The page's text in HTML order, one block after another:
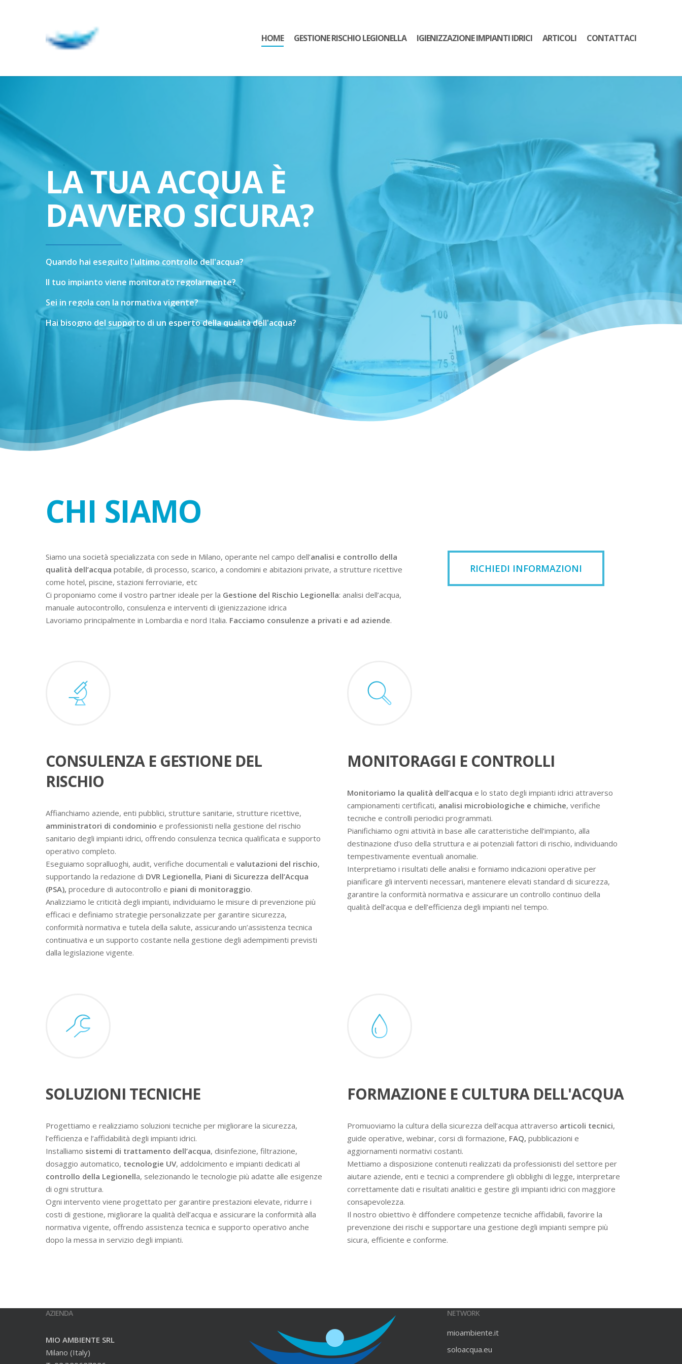
HOME GESTIONE RISCHIO LEGIONELLA IGIENIZZAZIONE IMPIANTI IDRICI ARTICOLI CONTATTACI
LA TUA ACQUA È
DAVVERO SICURA?
Quando hai eseguito l'ultimo controllo dell'acqua?
Il tuo impianto viene monitoratoregolarmente?
Sei in regola con la normativa vigente?
Hai bisogno del supporto di un espertodellaqualitàdell'acqua?
CHI SIAMO
Siamo una società specializzata con sede in Milano, operante nel campo dell’analisi e controllo della
qualità dell’acquapotabile, di processo, scarico, a condomini e abitazioni private, a strutture ricettive
come hotel, piscine, stazioni ferroviarie, etc
Ci proponiamo come il vostro partner ideale per la Gestione del Rischio Legionella: analisi dell’acqua,
manuale autocontrollo, consulenza e interventi di igienizzazione idrica
Lavoriamo principalmente in Lombardia e nord Italia. Facciamo consulenze a privati e ad aziende.
RICHIEDI INFORMAZIONI
CONSULENZA E GESTIONE DEL
RISCHIO
Affianchiamo aziende, enti pubblici, strutture sanitarie, strutture ricettive,
amministratori di condominio e professionisti nella gestione del rischio
sanitario degli impianti idrici, offrendo consulenza tecnica qualificata e supporto
operativo completo.
Eseguiamo sopralluoghi, audit, verifiche documentali evalutazioni del rischio,
supportando la redazione di DVR Legionella, Piani di Sicurezza dell’Acqua
(PSA), procedure di autocontrollo e piani di monitoraggio.
Analizziamo le criticità degli impianti, individuiamo le misure di prevenzione più
efficaci e definiamo strategie personalizzate per garantire sicurezza,
conformità normativa e tutela della salute, assicurando un’assistenza tecnica
continuativa e un supporto costante nella gestione degli adempimenti previsti
dalla legislazione vigente.
MONITORAGGI E CONTROLLI
Monitoriamo la qualità dell’acqua e lo stato degli impianti idrici attraverso
campionamenti certificati, analisi microbiologiche e chimiche, verifiche
tecniche e controlli periodici programmati.
Pianifichiamo ogni attività in base alle caratteristiche dell’impianto, alla
destinazione d’uso della struttura e ai potenziali fattori di rischio, individuando
tempestivamente eventuali anomalie.
Interpretiamo i risultati delle analisi e forniamo indicazioni operative per
pianificare gli interventi necessari, mantenere elevati standard di sicurezza,
garantire la conformità normativa e assicurare un controllo continuo della
qualità dell’acqua e dell’efficienza degli impianti nel tempo.
SOLUZIONI TECNICHE
Progettiamo e realizziamo soluzioni tecniche per migliorare la sicurezza,
l’efficienza e l’affidabilità degli impianti idrici.
Installiamo sistemi di trattamento dell’acqua, disinfezione, filtrazione,
dosaggio automatico, tecnologie UV, addolcimento e impianti dedicati al
controllo della Legionella, selezionando le tecnologie più adatte alle esigenze
di ogni struttura.
Ogni intervento viene progettato per garantire prestazioni elevate, ridurre i
costi di gestione, migliorare la qualità dell’acqua e assicurare la conformità alla
normativa vigente, offrendo assistenza tecnica e supporto operativo anche
dopo la messa in servizio degli impianti.
FORMAZIONE E CULTURA DELL'ACQUA
Promuoviamo la cultura della sicurezza dell’acqua attraverso articoli tecnici,
guide operative, webinar, corsi di formazione, FAQ, pubblicazioni e
aggiornamenti normativi costanti.
Mettiamo a disposizione contenuti realizzati da professionisti del settore per
aiutare aziende, enti e tecnici a comprendere gli obblighi di legge, interpretare
correttamente dati e risultati analitici e gestire gli impianti idrici con maggiore
consapevolezza.
Il nostro obiettivo è diffondere competenze tecniche affidabili, favorire la
prevenzione dei rischi e supportare una gestione degli impianti sempre più
sicura, efficiente e conforme.
AZIENDA
MIO AMBIENTE SRL
Milano (Italy)
NETWORK
mioambiente.it
soloacqua.eu